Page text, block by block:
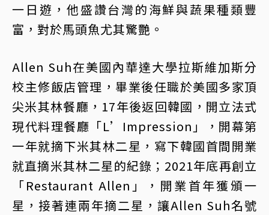
一日遊，他盛讚台灣的海鮮與蔬果種類豐
富，對於馬頭魚尤其驚艷。
Allen Suh在美國內華達大學拉斯維加斯分
校主修飯店管理，畢業後任職於美國多家頂
尖米其林餐廳，17年後返回韓國，開立法式
現代料理餐廳「L’Impression」，開幕第
一年就摘下米其林二星，寫下韓國首間開業
就直摘米其林二星的紀錄；2021年底再創立
「Restaurant Allen」，開業首年獲頒一
星，接著連兩年摘二星，讓Allen Suh名號